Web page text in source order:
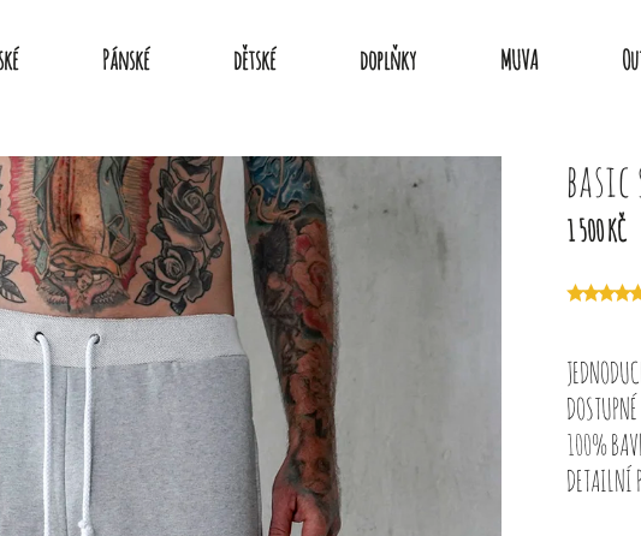
Pánské dětské doplňky MUVA
1 500 KČ
100%
DETAILNÍ